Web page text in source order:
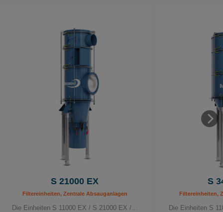
S 21000 EX
Filtereinheiten, Zentrale Absauganlagen
Die Einheiten S 11000 EX / S 21000 EX /…
S
Filtereinheiten,
Die Einheiten S